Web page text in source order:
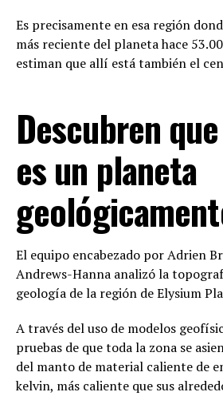
Es precisamente en esa región
más reciente del planeta hace
estiman que allí está también el
Descubren
es un planeta
El equipo encabezado por Adrien
Andrews-Hanna analizó la
geología de la región de Elysium
A través del uso de modelos
pruebas de que toda la zona se
del manto de material caliente de
kelvin, más caliente que sus